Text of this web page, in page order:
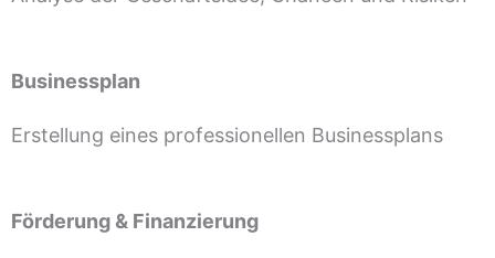
Businessplan
Erstellung eines professionellen Businessplans
Förderung & Finanzierung